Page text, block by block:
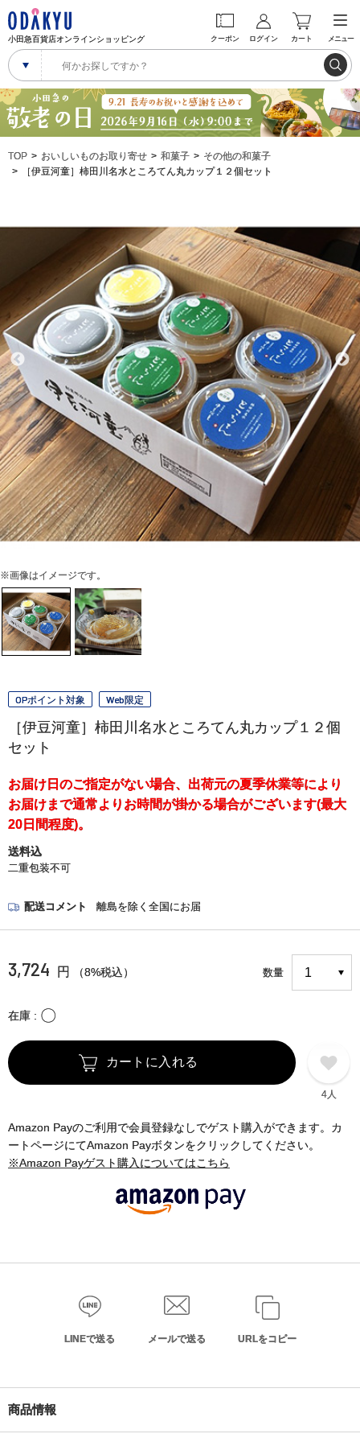
小田急百貨店オンラインショッピング クーポン ログイン カート メニュー
TOP おいしいものお取り寄せ 和菓子
その他の和菓子
［伊豆河童］柿田川名水ところてん丸カップ１２個セット
※画像はイメージです。
OPポイント対象 Web限定
［伊豆河童］柿田川名水ところてん丸カップ１２個
セット
お届け日のご指定がない場合、出荷元の夏季休業等により
お届けまで通常よりお時間が掛かる場合がございます(最大
20日間程度)。
送料込
二重包装不可
配送コメント 離島を除く全国にお届
3,724 円 （8%税込） 数量
在庫 〇
カートに入れる
4人
Amazon Payのご利用で会員登録なしでゲスト購入ができます。カ
ートページにてAmazon Payボタンをクリックしてください。
※Amazon Payゲスト購入についてはこちら
LINEで送る メールで送る URLをコピー
商品情報